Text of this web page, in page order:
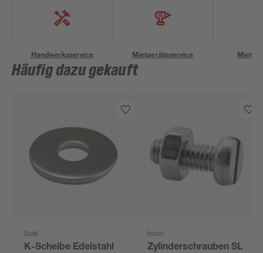
Handwerksservice Mietgeräteservice
Häufig dazu gekauft
Suki
K-Scheibe Edelstahl
toom
Zylinderschrauben SL